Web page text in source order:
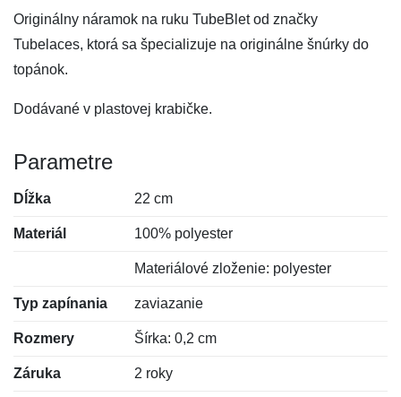
Originálny náramok na ruku TubeBlet od značky
Tubelaces, ktorá sa špecializuje na originálne šnúrky do
topánok.
Dodávané v plastovej krabičke.
Parametre
Dĺžka 22 cm
Materiál 100% polyester
Materiálové zloženie: polyester
Typ zapínania zaviazanie
Rozmery Šírka: 0,2 cm
Záruka 2 roky